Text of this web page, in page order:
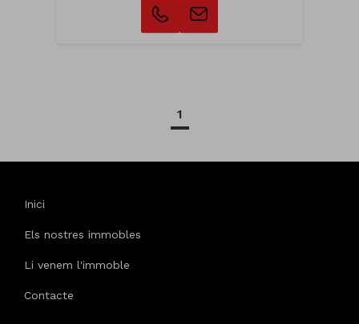
1
Inici
Els nostres immobles
Li venem l'immoble
Contacte